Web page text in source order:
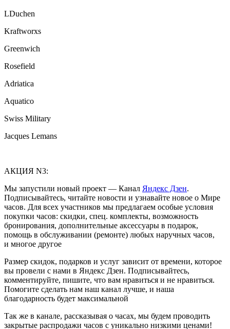
LDuchen
Kraftworxs
Greenwich
Rosefield
Adriatica
Aquatico
Swiss Military
Jacques Lemans
АКЦИЯ N3:
Мы запустили новый проект — Канал Яндекс Дзен.
Подписывайтесь, читайте новости и узнавайте новое о Мире
часов. Для всех участников мы предлагаем особые условия
покупки часов: скидки, спец. комплекты, возможность
бронирования, дополнительные аксессуары в подарок,
помощь в обслуживании (ремонте) любых наручных часов,
и многое другое
Размер скидок, подарков и услуг зависит от времени, которое
вы провели с нами в Яндекс Дзен. Подписывайтесь,
комментируйте, пишите, что вам нравиться и не нравиться.
Помогите сделать нам наш канал лучше, и наша
благодарность будет максимальной
Так же в канале, рассказывая о часах, мы будем проводить
закрытые распродажи часов с уникально низкими ценами!